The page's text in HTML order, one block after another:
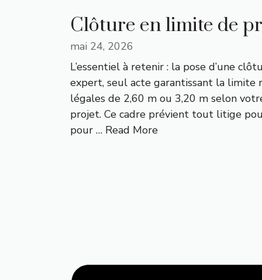
Clôture en limite de
mai 24, 2026
L’essentiel à retenir : la pose d’une
expert, seul acte garantissant la
légales de 2,60 m ou 3,20 m selon
projet. Ce cadre prévient tout litige
pour … Read More